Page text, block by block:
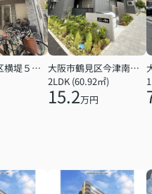
大阪市鶴見区横堤５丁目
大阪市鶴見区今津南４丁目
2LDK (60.92㎡)
15.2万円